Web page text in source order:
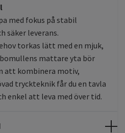
med fokus på stabil
säker leverans.
torkas lätt med en mjuk,
mattare yta bör
att kombinera motiv,
tryckteknik får du en tavla
enkel att leva med över tid.